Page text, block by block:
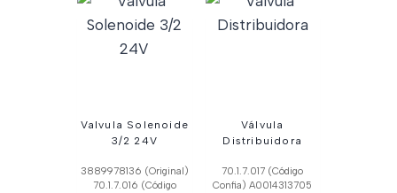
Valvula Solenoide
3/2 24V
3889978136 (Original)
70.1.7.016 (Código
Válvula
Distribuidora
70.1.7.017 (Código
Confia) A0014313705